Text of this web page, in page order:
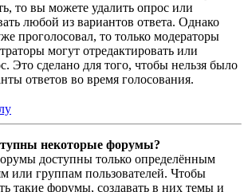
то вы можете удалить опрос или
любой из вариантов ответа. Однако
проголосовал, то только модераторы
могут отредактировать или
Это сделано для того, чтобы нельзя было
ответов во время голосования.
некоторые форумы?
доступны только определённым
или группам пользователей. Чтобы
такие форумы, создавать в них темы и